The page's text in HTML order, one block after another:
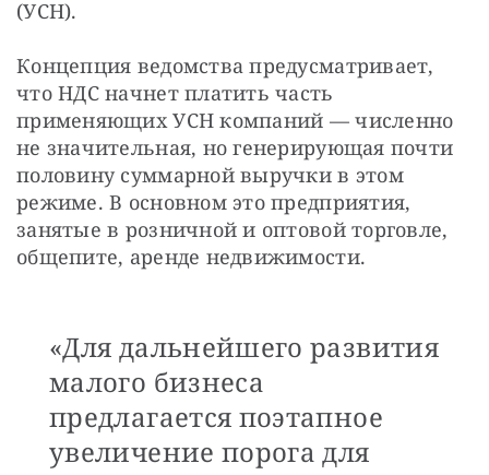
(УСН).
Концепция ведомства предусматривает,
что НДС начнет платить часть
применяющих УСН компаний — численно
не значительная, но генерирующая почти
половину суммарной выручки в этом
режиме. В основном это предприятия,
занятые в розничной и оптовой торговле,
общепите, аренде недвижимости.
«Для дальнейшего развития
малого бизнеса
предлагается поэтапное
увеличение порога для